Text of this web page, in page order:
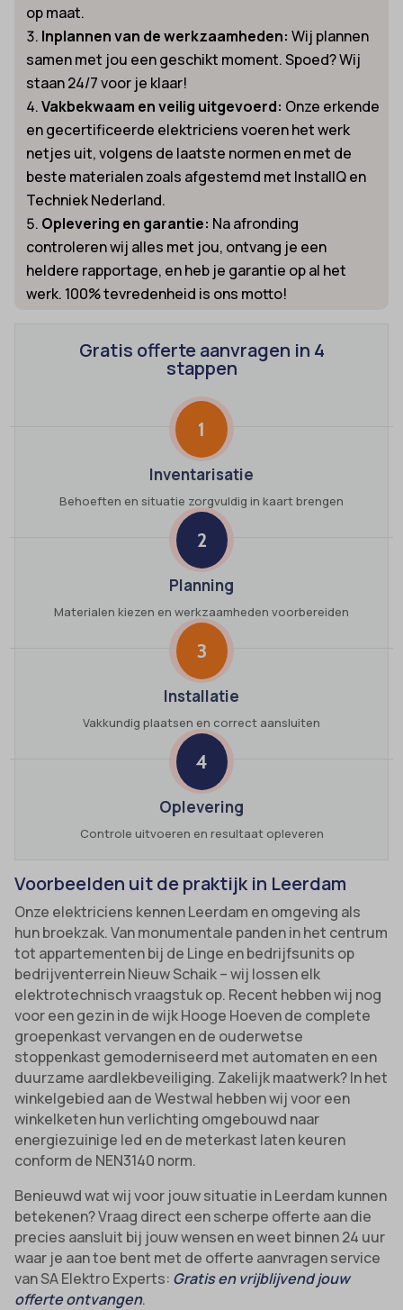
op maat.
Inplannen van de werkzaamheden: Wij plannen
samen met jou een geschikt moment. Spoed? Wij
staan 24/7 voor je klaar!
Vakbekwaam en veilig uitgevoerd: Onze erkende
en gecertificeerde elektriciens voeren het werk
netjes uit, volgens de laatste normen en met de
beste materialen zoals afgestemd met InstallQ en
Techniek Nederland.
Oplevering en garantie: Na afronding
controleren wij alles met jou, ontvang je een
heldere rapportage, en heb je garantie op al het
werk. 100% tevredenheid is ons motto!
Gratis offerte aanvragen in 4
stappen
1
Inventarisatie
Behoeften en situatie zorgvuldig in kaart brengen
2
Planning
Materialen kiezen en werkzaamheden voorbereiden
3
Installatie
Vakkundig plaatsen en correct aansluiten
4
Oplevering
Controle uitvoeren en resultaat opleveren
Voorbeelden uit de praktijk in Leerdam
Onze elektriciens kennen Leerdam en omgeving als
hun broekzak. Van monumentale panden in het centrum
tot appartementen bij de Linge en bedrijfsunits op
bedrijventerrein Nieuw Schaik – wij lossen elk
elektrotechnisch vraagstuk op. Recent hebben wij nog
voor een gezin in de wijk Hooge Hoeven de complete
groepenkast vervangen en de ouderwetse
stoppenkast gemoderniseerd met automaten en een
duurzame aardlekbeveiliging. Zakelijk maatwerk? In het
winkelgebied aan de Westwal hebben wij voor een
winkelketen hun verlichting omgebouwd naar
energiezuinige led en de meterkast laten keuren
conform de NEN3140 norm.
Benieuwd wat wij voor jouw situatie in Leerdam kunnen
betekenen? Vraag direct een scherpe offerte aan die
precies aansluit bij jouw wensen en weet binnen 24 uur
waar je aan toe bent met de offerte aanvragen service
van SA Elektro Experts: Gratis en vrijblijvend jouw
offerte ontvangen.